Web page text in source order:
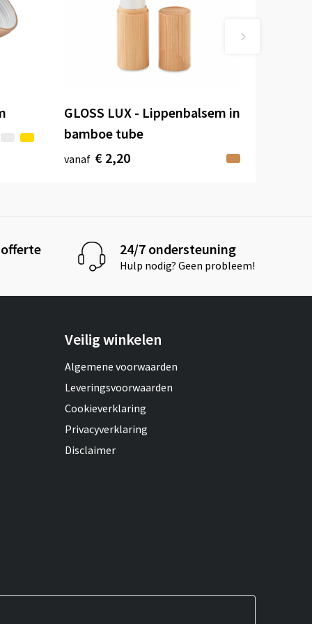
GLOSS LUX - Lippenbalsem in
bamboe tube
vanaf € 2,20
offerte 24/7 ondersteuning
Hulp nodig? Geen probleem!
Veilig winkelen
Algemene voorwaarden
Leveringsvoorwaarden
Cookieverklaring
Privacyverklaring
Disclaimer